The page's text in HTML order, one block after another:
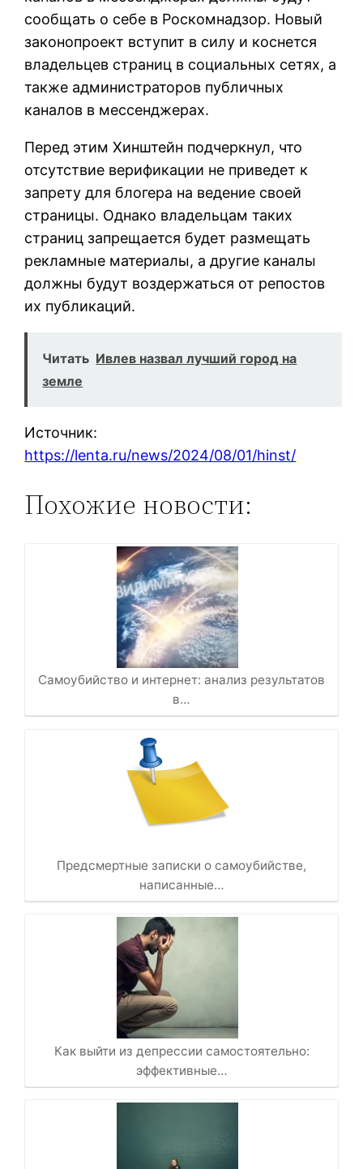
сообщать о себе в Роскомнадзор. Новый
законопроект вступит в силу и коснется
владельцев страниц в социальных сетях, а
также администраторов публичных
каналов в мессенджерах.
Перед этим Хинштейн подчеркнул, что
отсутствие верификации не приведет к
запрету для блогера на ведение своей
страницы. Однако владельцам таких
страниц запрещается будет размещать
рекламные материалы, а другие каналы
должны будут воздержаться от репостов
их публикаций.
Читать Ивлев назвал лучший город на
земле
Источник:
https://lenta.ru/news/2024/08/01/hinst/
Похожие новости:
Самоубийство и интернет: анализ результатов
в…
Предсмертные записки о самоубийстве,
написанные…
Как выйти из депрессии самостоятельно:
эффективные…